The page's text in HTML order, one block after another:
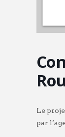
Le
par